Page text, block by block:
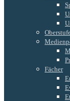
Fächer